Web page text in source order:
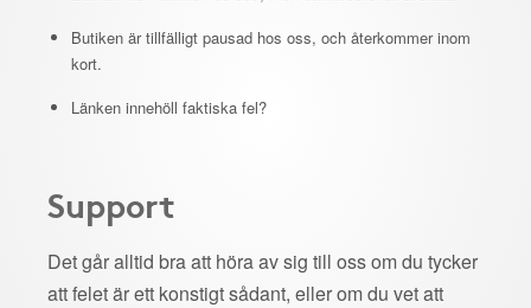
Butiken är tillfälligt pausad hos oss, och återkommer inom
kort.
Länken innehöll faktiska fel?
Support
Det går alltid bra att höra av sig till oss om du tycker
att felet är ett konstigt sådant, eller om du vet att